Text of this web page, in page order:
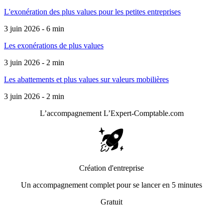
L'exonération des plus values pour les petites entreprises
3 juin 2026 - 6 min
Les exonérations de plus values
3 juin 2026 - 2 min
Les abattements et plus values sur valeurs mobilières
3 juin 2026 - 2 min
L’accompagnement L’Expert-Comptable.com
Création d'entreprise
Un accompagnement complet pour se lancer en 5 minutes
Gratuit